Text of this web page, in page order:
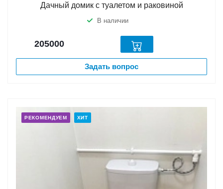
Дачный домик с туалетом и раковиной
В наличии
205000
Задать вопрос
РЕКОМЕНДУЕМ ХИТ